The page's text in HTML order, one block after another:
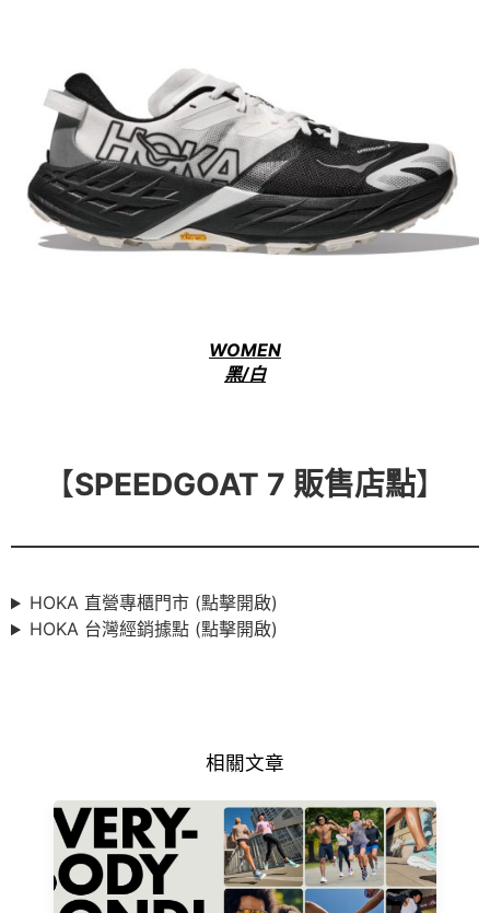
WOMEN
黑/白
【SPEEDGOAT 7 販售店點】
HOKA 直營專櫃門市 (點擊開啟)
HOKA 台灣經銷據點 (點擊開啟)
相關文章